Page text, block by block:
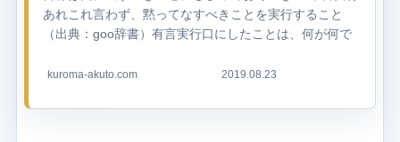
あれこれ言わず、黙ってなすべきことを実行すること
（出典：goo辞書）有言実行口にしたことは、何が何で
口に出すか、心にしまっておく...
kuroma-akuto.com 2019.08.23